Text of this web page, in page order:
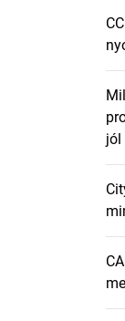
jól